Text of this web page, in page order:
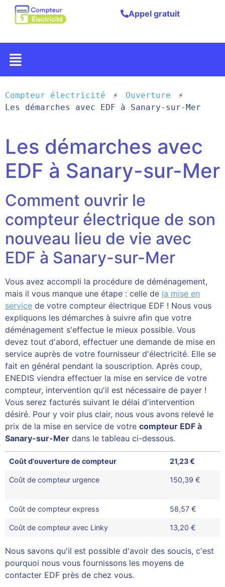
Appel gratuit
Compteur électricité
Ouverture
Les démarches avec EDF à Sanary-sur-Mer
Les démarches avec
EDF à Sanary-sur-Mer
Comment ouvrir le
compteur électrique de son
nouveau lieu de vie avec
EDF à Sanary-sur-Mer
Vous avez accompli la procédure de déménagement,
mais il vous manque une étape : celle de la mise en
service de votre compteur électrique EDF ! Nous vous
expliquons les démarches à suivre afin que votre
déménagement s'effectue le mieux possible. Vous
devez tout d'abord, effectuer une demande de mise en
service auprès de votre fournisseur d'électricité. Elle se
fait en général pendant la souscription. Après coup,
ENEDIS viendra effectuer la mise en service de votre
compteur, intervention qu'il est nécessaire de payer !
Vous serez facturés suivant le délai d'intervention
désiré. Pour y voir plus clair, nous vous avons relevé le
prix de la mise en service de votre compteur EDF à
Sanary-sur-Mer dans le tableau ci-dessous.
Coût d'ouverture de compteur 21,23 €
Coût de compteur urgence 150,39 €
Coût de compteur express 58,57 €
Coût de compteur avec Linky 13,20 €
Nous savons qu'il est possible d'avoir des soucis, c'est
pourquoi nous vous fournissons les moyens de
contacter EDF près de chez vous.